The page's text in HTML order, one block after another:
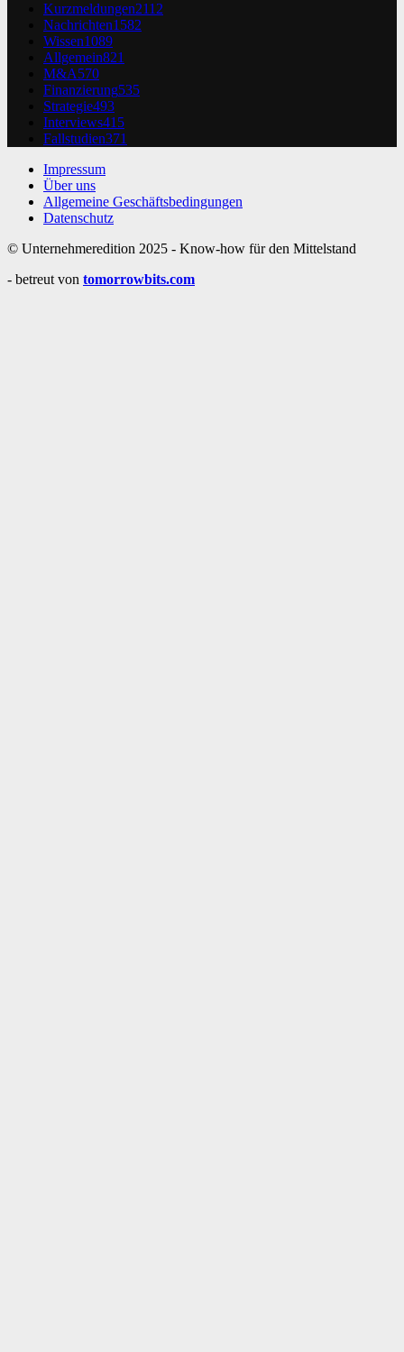
Kurzmeldungen2112
Nachrichten1582
Wissen1089
Allgemein821
M&A570
Finanzierung535
Strategie493
Interviews415
Fallstudien371
Impressum
Über uns
Allgemeine Geschäftsbedingungen
Datenschutz
© Unternehmeredition 2025 - Know-how für den Mittelstand
- betreut von tomorrowbits.com